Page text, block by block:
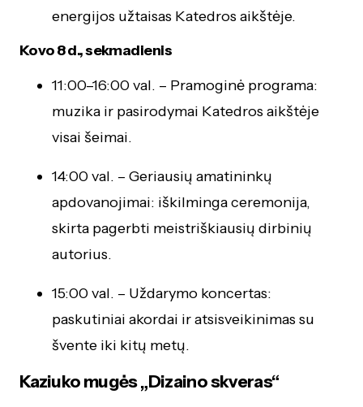
energijos užtaisas Katedros aikštėje.
Kovo 8 d., sekmadienis
11:00–16:00 val. – Pramoginė programa:
muzika ir pasirodymai Katedros aikštėje
visai šeimai.
14:00 val. – Geriausių amatininkų
apdovanojimai: iškilminga ceremonija,
skirta pagerbti meistriškiausių dirbinių
autorius.
15:00 val. – Uždarymo koncertas:
paskutiniai akordai ir atsisveikinimas su
švente iki kitų metų.
Kaziuko mugės„Dizaino skveras“